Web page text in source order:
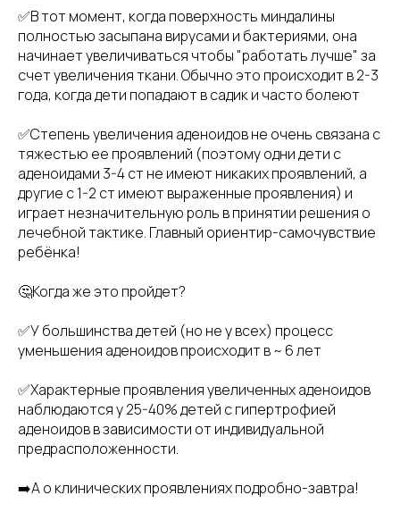
✅В тот момент, когда поверхность миндалины
полностью засыпана вирусами и бактериями, она
начинает увеличиваться чтобы "работать лучше" за
счет увеличения ткани. Обычно это происходит в 2-3
года, когда дети попадают в садик и часто болеют
✅Степень увеличения аденоидов не очень связана с
тяжестью ее проявлений (поэтому одни дети с
аденоидами 3-4 ст не имеют никаких проявлений, а
другие с 1-2 ст имеют выраженные проявления) и
играет незначительную роль в принятии решения о
лечебной тактике. Главный ориентир-самочувствие
ребёнка!
🤔Когда же это пройдет?
✅У большинства детей (но не у всех) процесс
уменьшения аденоидов происходит в ~ 6 лет
✅Характерные проявления увеличенных аденоидов
наблюдаются у 25-40% детей с гипертрофией
аденоидов в зависимости от индивидуальной
предрасположенности.
➡️А о клинических проявлениях подробно-завтра!